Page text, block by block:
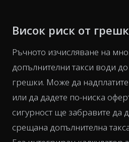
Висок риск от
Ръчното изчисляване на
допълнителни такси води
грешки. Може да
или да дадете по-ниска
сигурност ще забравите да
срещана допълнителна